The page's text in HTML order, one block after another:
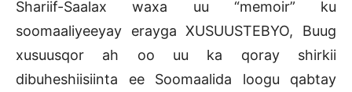
Shariif-Saalax waxa uu “memoir” ku
soomaaliyeeyay erayga XUSUUSTEBYO, Buug
xusuusqor ah oo uu ka qoray shirkii
dibuheshiisiinta ee Soomaalida loogu qabtay